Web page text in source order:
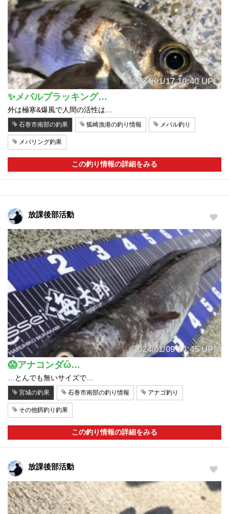
2024/01/17 10:40 UP!
✨メバルプラッキング…
外は極寒&爆風で人間の活性は…
石巻市南部の釣果 狐崎漁港の釣り情報 メバル釣り
メバリング釣果
この釣り情報の詳細をみる
放課後部活動
2024/01/09 14:45 UP!
😱アナコンダὣ…
…とんでも無いサイズで…
宮城の釣果 石巻市南部の釣り情報 アナゴ釣り
その他餌釣り釣果
この釣り情報の詳細をみる
放課後部活動